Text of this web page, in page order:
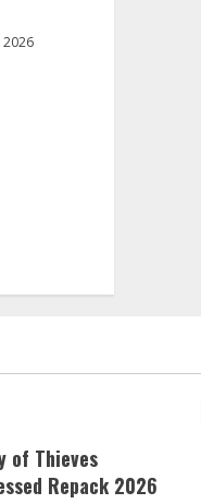
2026
of Thieves
Repack 2026